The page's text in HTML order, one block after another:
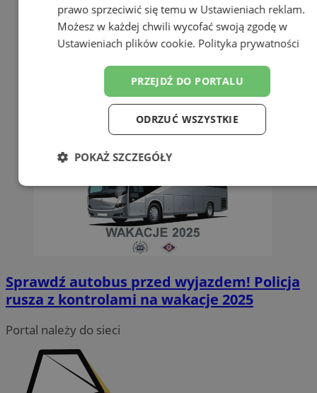
Sprawdź autobus przed wyjazdem! Policja
rusza z kontrolami na wakacje 2025
Portal należy do sieci
prawo sprzeciwić się temu w Ustawieniach reklam.
Możesz w każdej chwili wycofać swoją zgodę w
Ustawieniach plików cookie. Polityka prywatności
PRZEJDŹ DO PORTALU
ODRZUĆ WSZYSTKIE
POKAŻ SZCZEGÓŁY
Niezbędne Wydajność Targetowanie
Funkcjonalność
Niezbędne pliki cookie umożliwiają korzystanie z podstawowych